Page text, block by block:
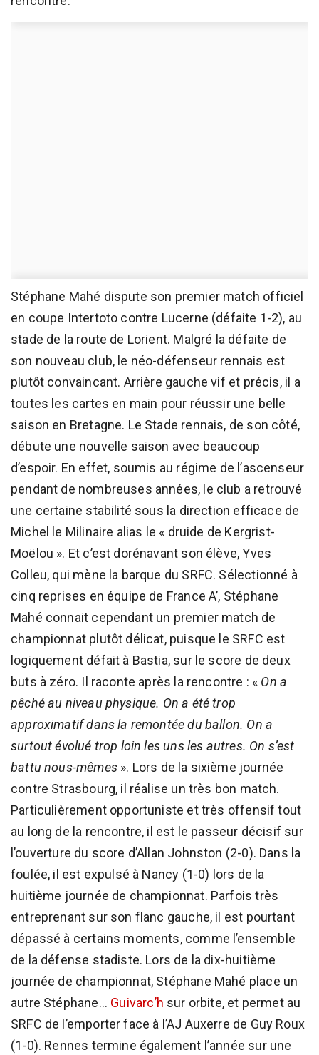
Stéphane Mahé dispute son premier match officiel
en coupe Intertoto contre Lucerne (défaite 1-2), au
stade de la route de Lorient. Malgré la défaite de
son nouveau club, le néo-défenseur rennais est
plutôt convaincant. Arrière gauche vif et précis, il a
toutes les cartes en main pour réussir une belle
saison en Bretagne. Le Stade rennais, de son côté,
débute une nouvelle saison avec beaucoup
d’espoir. En effet, soumis au régime de l’ascenseur
pendant de nombreuses années, le club a retrouvé
une certaine stabilité sous la direction efficace de
Michel le Milinaire alias le « druide de Kergrist-
Moëlou ». Et c’est dorénavant son élève, Yves
Colleu, qui mène la barque du SRFC. Sélectionné à
cinq reprises en équipe de France A’, Stéphane
Mahé connait cependant un premier match de
championnat plutôt délicat, puisque le SRFC est
logiquement défait à Bastia, sur le score de deux
buts à zéro. Il raconte après la rencontre : « On a
pêché au niveau physique. On a été trop
approximatif dans la remontée du ballon. On a
surtout évolué trop loin les uns les autres. On s’est
battu nous-mêmes». Lors de la sixième journée
contre Strasbourg, il réalise un très bon match.
Particulièrement opportuniste et très offensif tout
au long de la rencontre, il est le passeur décisif sur
l’ouverture du score d’Allan Johnston (2-0). Dans la
foulée, il est expulsé à Nancy (1-0) lors de la
huitième journée de championnat. Parfois très
entreprenant sur son flanc gauche, il est pourtant
dépassé à certains moments, comme l’ensemble
de la défense stadiste. Lors de la dix-huitième
journée de championnat, Stéphane Mahé place un
autre Stéphane... Guivarc’h sur orbite, et permet au
SRFC de l’emporter face à l’AJ Auxerre de Guy Roux
(1-0). Rennes termine également l’année sur une